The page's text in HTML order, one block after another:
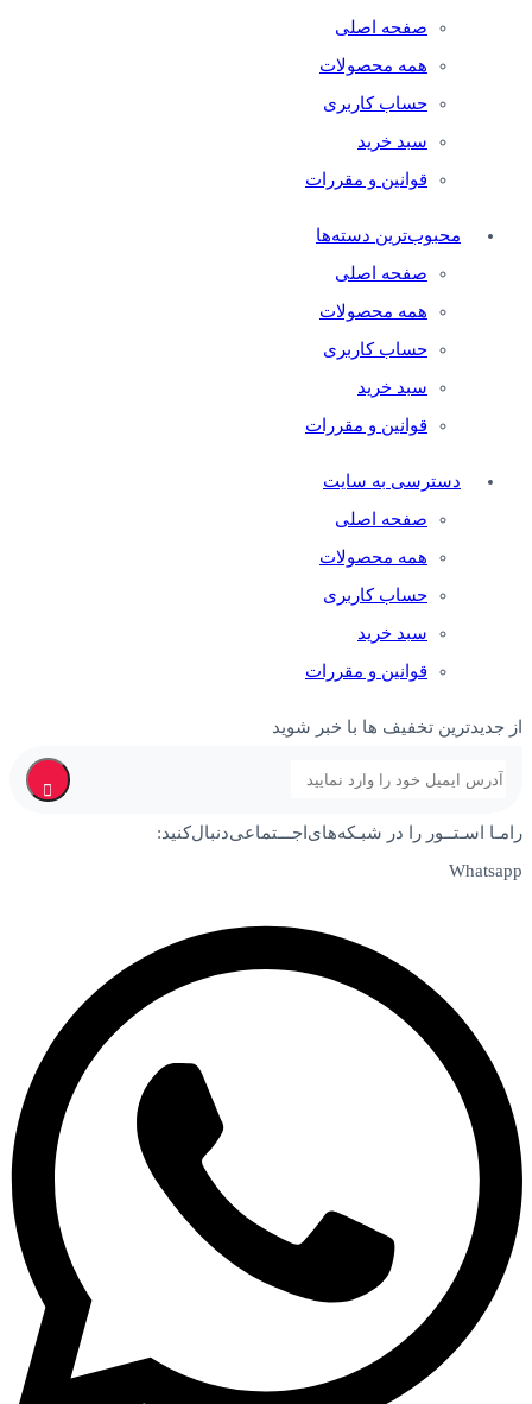
صفحه اصلی
همه محصولات
حساب کاربری
سبد خرید
قوانین و مقررات
محبوب‌ترین دسته‌ها
صفحه اصلی
همه محصولات
حساب کاربری
سبد خرید
قوانین و مقررات
دسترسی به سایت
صفحه اصلی
همه محصولات
حساب کاربری
سبد خرید
قوانین و مقررات
از جدیدترین تخفیف ها با خبر شوید
رامـا اسـتــور را در‌‌ شبـکه‌های‌اجـــتماعی‌دنبال‌کنید:
Whatsapp